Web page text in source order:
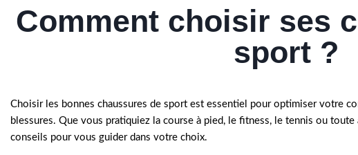
Comment choisir ses
sport ?
Choisir les bonnes chaussures de sport est essentiel pour optimiser votre
blessures. Que vous pratiquiez la course à pied, le fitness, le tennis ou
conseils pour vous guider dans votre choix.